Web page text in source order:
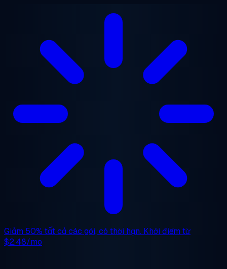
Giảm 50% tất cả các gói, có thời hạn. Khởi điểm từ
$2.48/mo